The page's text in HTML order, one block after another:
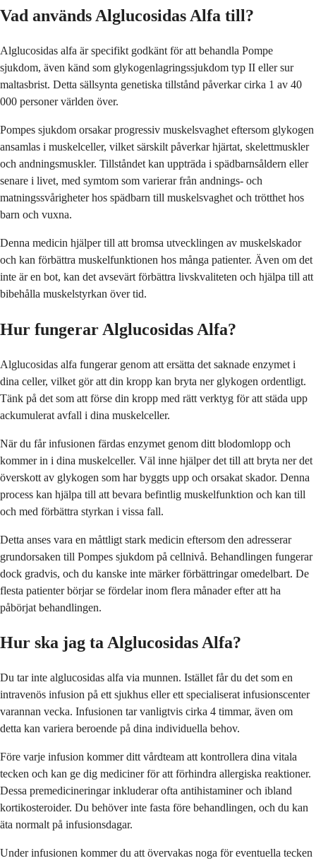
Vad används Alglucosidas Alfa till?
Alglucosidas alfa är specifikt godkänt för att behandla Pompe
sjukdom, även känd som glykogenlagringssjukdom typ II eller sur
maltasbrist. Detta sällsynta genetiska tillstånd påverkar cirka 1 av 40
000 personer världen över.
Pompes sjukdom orsakar progressiv muskelsvaghet eftersom glykogen
ansamlas i muskelceller, vilket särskilt påverkar hjärtat, skelettmuskler
och andningsmuskler. Tillståndet kan uppträda i spädbarnsåldern eller
senare i livet, med symtom som varierar från andnings- och
matningssvårigheter hos spädbarn till muskelsvaghet och trötthet hos
barn och vuxna.
Denna medicin hjälper till att bromsa utvecklingen av muskelskador
och kan förbättra muskelfunktionen hos många patienter. Även om det
inte är en bot, kan det avsevärt förbättra livskvaliteten och hjälpa till att
bibehålla muskelstyrkan över tid.
Hur fungerar Alglucosidas Alfa?
Alglucosidas alfa fungerar genom att ersätta det saknade enzymet i
dina celler, vilket gör att din kropp kan bryta ner glykogen ordentligt.
Tänk på det som att förse din kropp med rätt verktyg för att städa upp
ackumulerat avfall i dina muskelceller.
När du får infusionen färdas enzymet genom ditt blodomlopp och
kommer in i dina muskelceller. Väl inne hjälper det till att bryta ner det
överskott av glykogen som har byggts upp och orsakat skador. Denna
process kan hjälpa till att bevara befintlig muskelfunktion och kan till
och med förbättra styrkan i vissa fall.
Detta anses vara en måttligt stark medicin eftersom den adresserar
grundorsaken till Pompes sjukdom på cellnivå. Behandlingen fungerar
dock gradvis, och du kanske inte märker förbättringar omedelbart. De
flesta patienter börjar se fördelar inom flera månader efter att ha
påbörjat behandlingen.
Hur ska jag ta Alglucosidas Alfa?
Du tar inte alglucosidas alfa via munnen. Istället får du det som en
intravenös infusion på ett sjukhus eller ett specialiserat infusionscenter
varannan vecka. Infusionen tar vanligtvis cirka 4 timmar, även om
detta kan variera beroende på dina individuella behov.
Före varje infusion kommer ditt vårdteam att kontrollera dina vitala
tecken och kan ge dig mediciner för att förhindra allergiska reaktioner.
Dessa premedicineringar inkluderar ofta antihistaminer och ibland
kortikosteroider. Du behöver inte fasta före behandlingen, och du kan
äta normalt på infusionsdagar.
Under infusionen kommer du att övervakas noga för eventuella tecken